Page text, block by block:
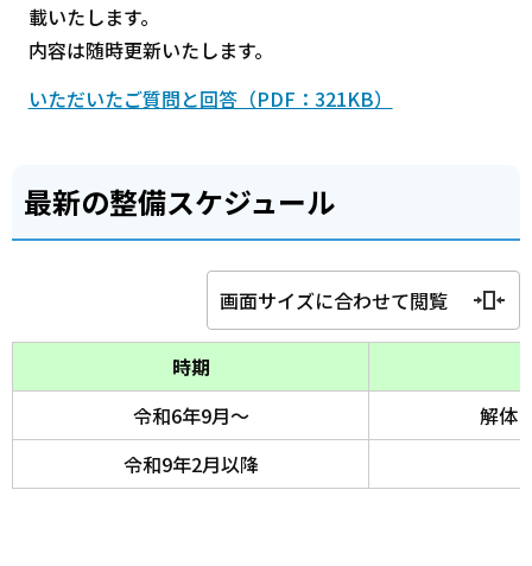
載いたします。
内容は随時更新いたします。
いただいたご質問と回答（PDF：321KB）
最新の整備スケジュール
画面サイズに合わせて閲覧
時期
令和6年9月～
解体
令和9年2月以降